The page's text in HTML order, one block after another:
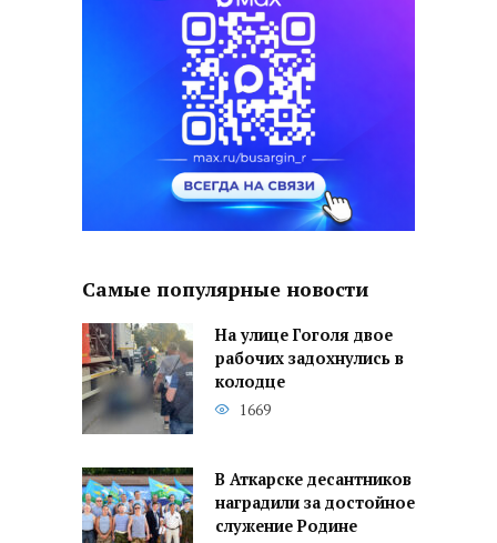
Самые популярные новости
На улице Гоголя двое
рабочих задохнулись в
колодце
1669
В Аткарске десантников
наградили за достойное
служение Родине